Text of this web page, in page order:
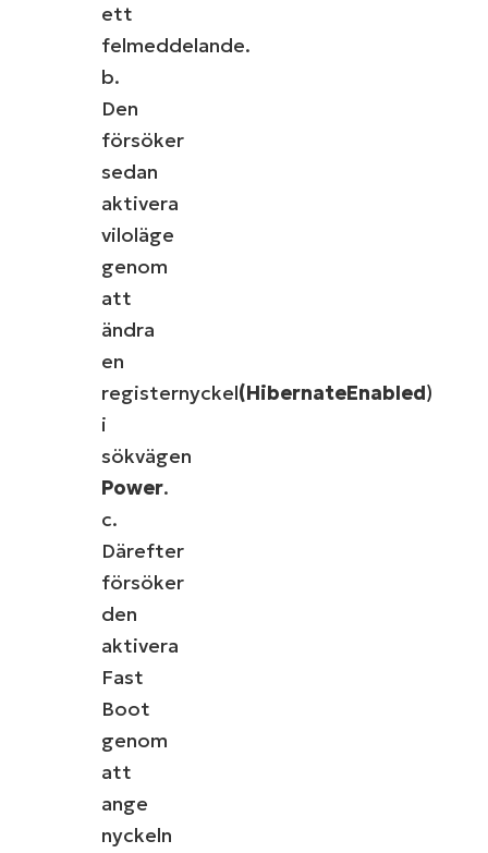
ett
felmeddelande.
b.
Den
försöker
sedan
aktivera
viloläge
genom
att
ändra
en
registernyckel(HibernateEnabled)
i
sökvägen
Power.
c.
Därefter
försöker
den
aktivera
Fast
Boot
genom
att
ange
nyckeln